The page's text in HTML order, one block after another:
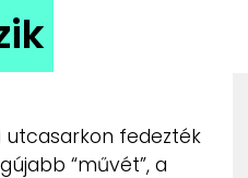
utcasarkon fedezték
“művét”, a